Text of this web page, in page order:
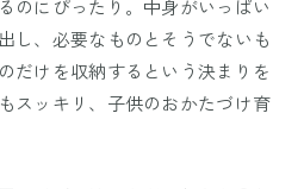
のにぴったり。中身がいっぱい
し、必要なものとそうでないも
だけを収納するという決まりを
スッキリ、子供のおかたづけ育